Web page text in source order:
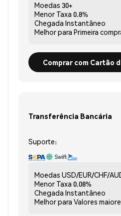
Moedas 30+
Menor Taxa 0.8%
Chegada Instantâneo
Melhor para Primeira
Comprar com Cartão
Transferência Bancária
Suporte:
Moedas USD/EUR/CHF/
Menor Taxa 0.08%
Chegada Instantâneo
Melhor para Valores